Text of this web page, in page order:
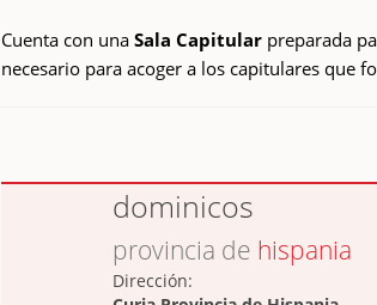
Cuenta con una Sala Capitular preparada
necesario para acoger a los capitulares que
dominicos
provincia de hispania
Dirección: